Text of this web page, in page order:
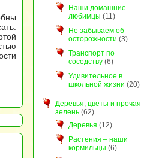
Наши домашние
любимцы (11)
Не забываем об
осторожности (3)
Транспорт по
соседству(6)
Удивительное в
школьной жизни (20)
Деревья, цветы и прочая
зелень(62)
Деревья (12)
Растения – наши
кормильцы (6)